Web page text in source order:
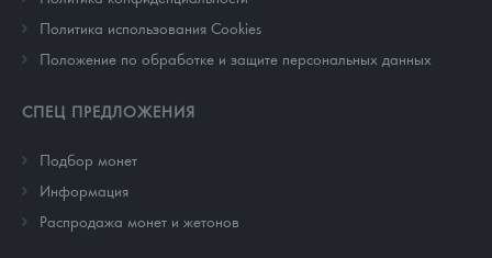
Политика использования Cookies
Положение по обработке и защите персональных данных
СПЕЦ ПРЕДЛОЖЕНИЯ
Подбор монет
Информация
Распродажа монет и жетонов